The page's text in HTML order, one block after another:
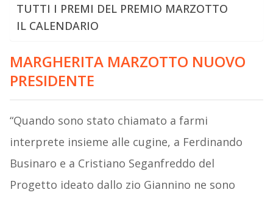
TUTTI I PREMI DEL PREMIO MARZOTTO
IL CALENDARIO
MARGHERITA MARZOTTO NUOVO
PRESIDENTE
“Quando sono stato chiamato a farmi
interprete insieme alle cugine, a Ferdinando
Businaro e a Cristiano Seganfreddo del
Progetto ideato dallo zio Giannino ne sono